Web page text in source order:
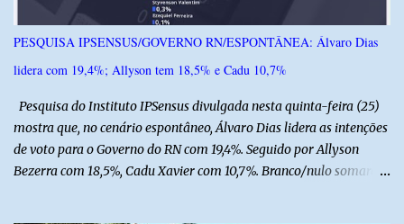
diagnosticado com “bico de papagaio” na região da coluna. De
acordo com ele, os laudos médicos já foram encaminhados à
equipe responsável, que acompanha o tratamento. Zé Lezin
afirmou ainda que está passando por um tratamento intenso, com
revelou ...
PESQUISA IPSENSUS/GOVERNO RN/ESPONTÂNEA: Álvaro Dias
lidera com 19,4%; Allyson tem 18,5% e Cadu 10,7%
Pesquisa do Instituto IPSensus divulgada nesta quinta-feira (25)
mostra que, no cenário espontâneo, Álvaro Dias lidera as intenções
de voto para o Governo do RN com 19,4%. Seguido por Allyson
Bezerra com 18,5%, Cadu Xavier com 10,7%. Branco/nulo somaram